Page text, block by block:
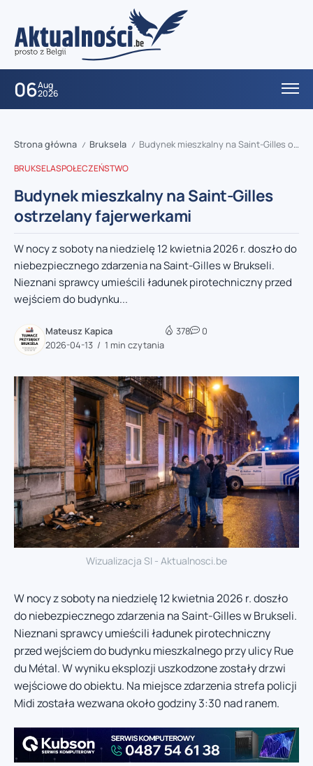
06Aug
2026
Strona główna / Bruksela / Budynek mieszkalny na Saint-Gilles ostrzelany fajerwerkami
BRUKSELASPOŁECZEŃSTWO
Budynek mieszkalny na Saint-Gilles
ostrzelany fajerwerkami
W nocy z soboty na niedzielę 12 kwietnia 2026 r. doszło do
niebezpiecznego zdarzenia na Saint-Gilles w Brukseli.
Nieznani sprawcy umieścili ładunek pirotechniczny przed
wejściem do budynku...
Mateusz Kapica
2026-04-13
1 min czytania
378 0
Wizualizacja SI - Aktualnosci.be
W nocy z soboty na niedzielę 12 kwietnia 2026 r. doszło
do niebezpiecznego zdarzenia na Saint-Gilles w Brukseli.
Nieznani sprawcy umieścili ładunek pirotechniczny
przed wejściem do budynku mieszkalnego przy ulicy Rue
du Métal. W wyniku eksplozji uszkodzone zostały drzwi
wejściowe do obiektu. Na miejsce zdarzenia strefa policji
Midi została wezwana około godziny 3:30 nad ranem.